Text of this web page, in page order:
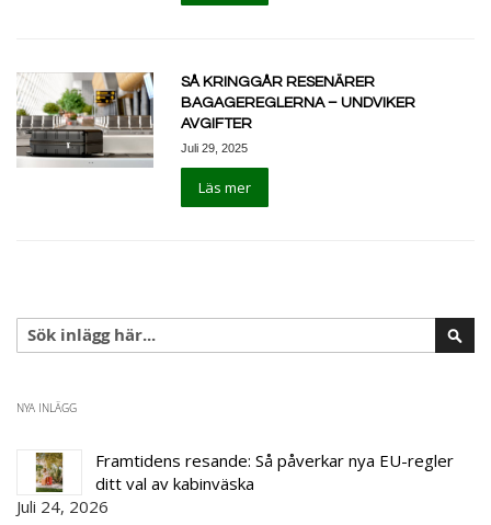
SÅ KRINGGÅR RESENÄRER
BAGAGEREGLERNA – UNDVIKER
AVGIFTER
Juli 29, 2025
Läs mer
Sök
NYA INLÄGG
Framtidens resande: Så påverkar nya EU-regler
ditt val av kabinväska
Juli 24, 2026